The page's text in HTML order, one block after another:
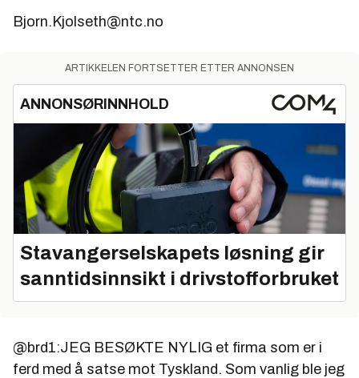
Bjorn.Kjolseth@ntc.no
ARTIKKELEN FORTSETTER ETTER ANNONSEN
ANNONSØRINNHOLD
Stavangerselskapets løsning gir
sanntidsinnsikt i drivstofforbruket
@brd1:JEG BESØKTE NYLIG et firma som er i
ferd med å satse mot Tyskland. Som vanlig ble jeg